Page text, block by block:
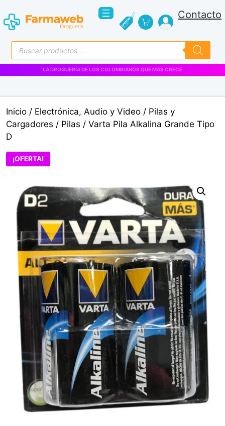
al
contenido
Contacto
Búsqueda
de
productos
VENTAS EMPRESARIALES
Inicio / Electrónica, Audio y Video / Pilas y
Cargadores / Pilas / Varta Pila Alkalina Grande Tipo
D
¡OFERTA!